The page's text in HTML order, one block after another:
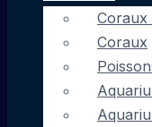
Coraux
Coraux